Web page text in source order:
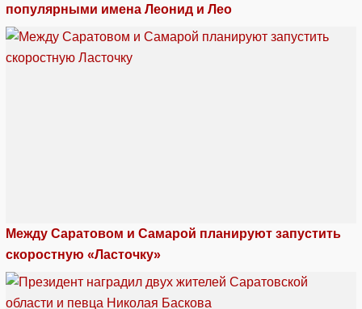
популярными имена Леонид и Лео
Между Саратовом и Самарой планируют запустить
скоростную «Ласточку»